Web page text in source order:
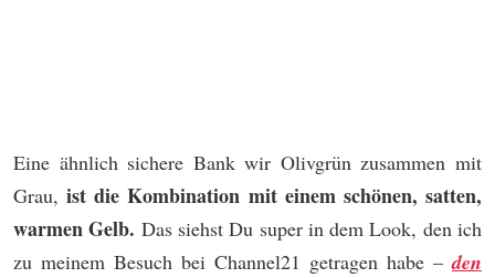
Eine ähnlich sichere Bank wir Olivgrün zusammen mit
Grau,ist die Kombination mit einem schönen, satten,
warmen Gelb. Das siehst Du super in dem Look, den ich
zu meinem Besuch bei Channel21 getragen habe –den